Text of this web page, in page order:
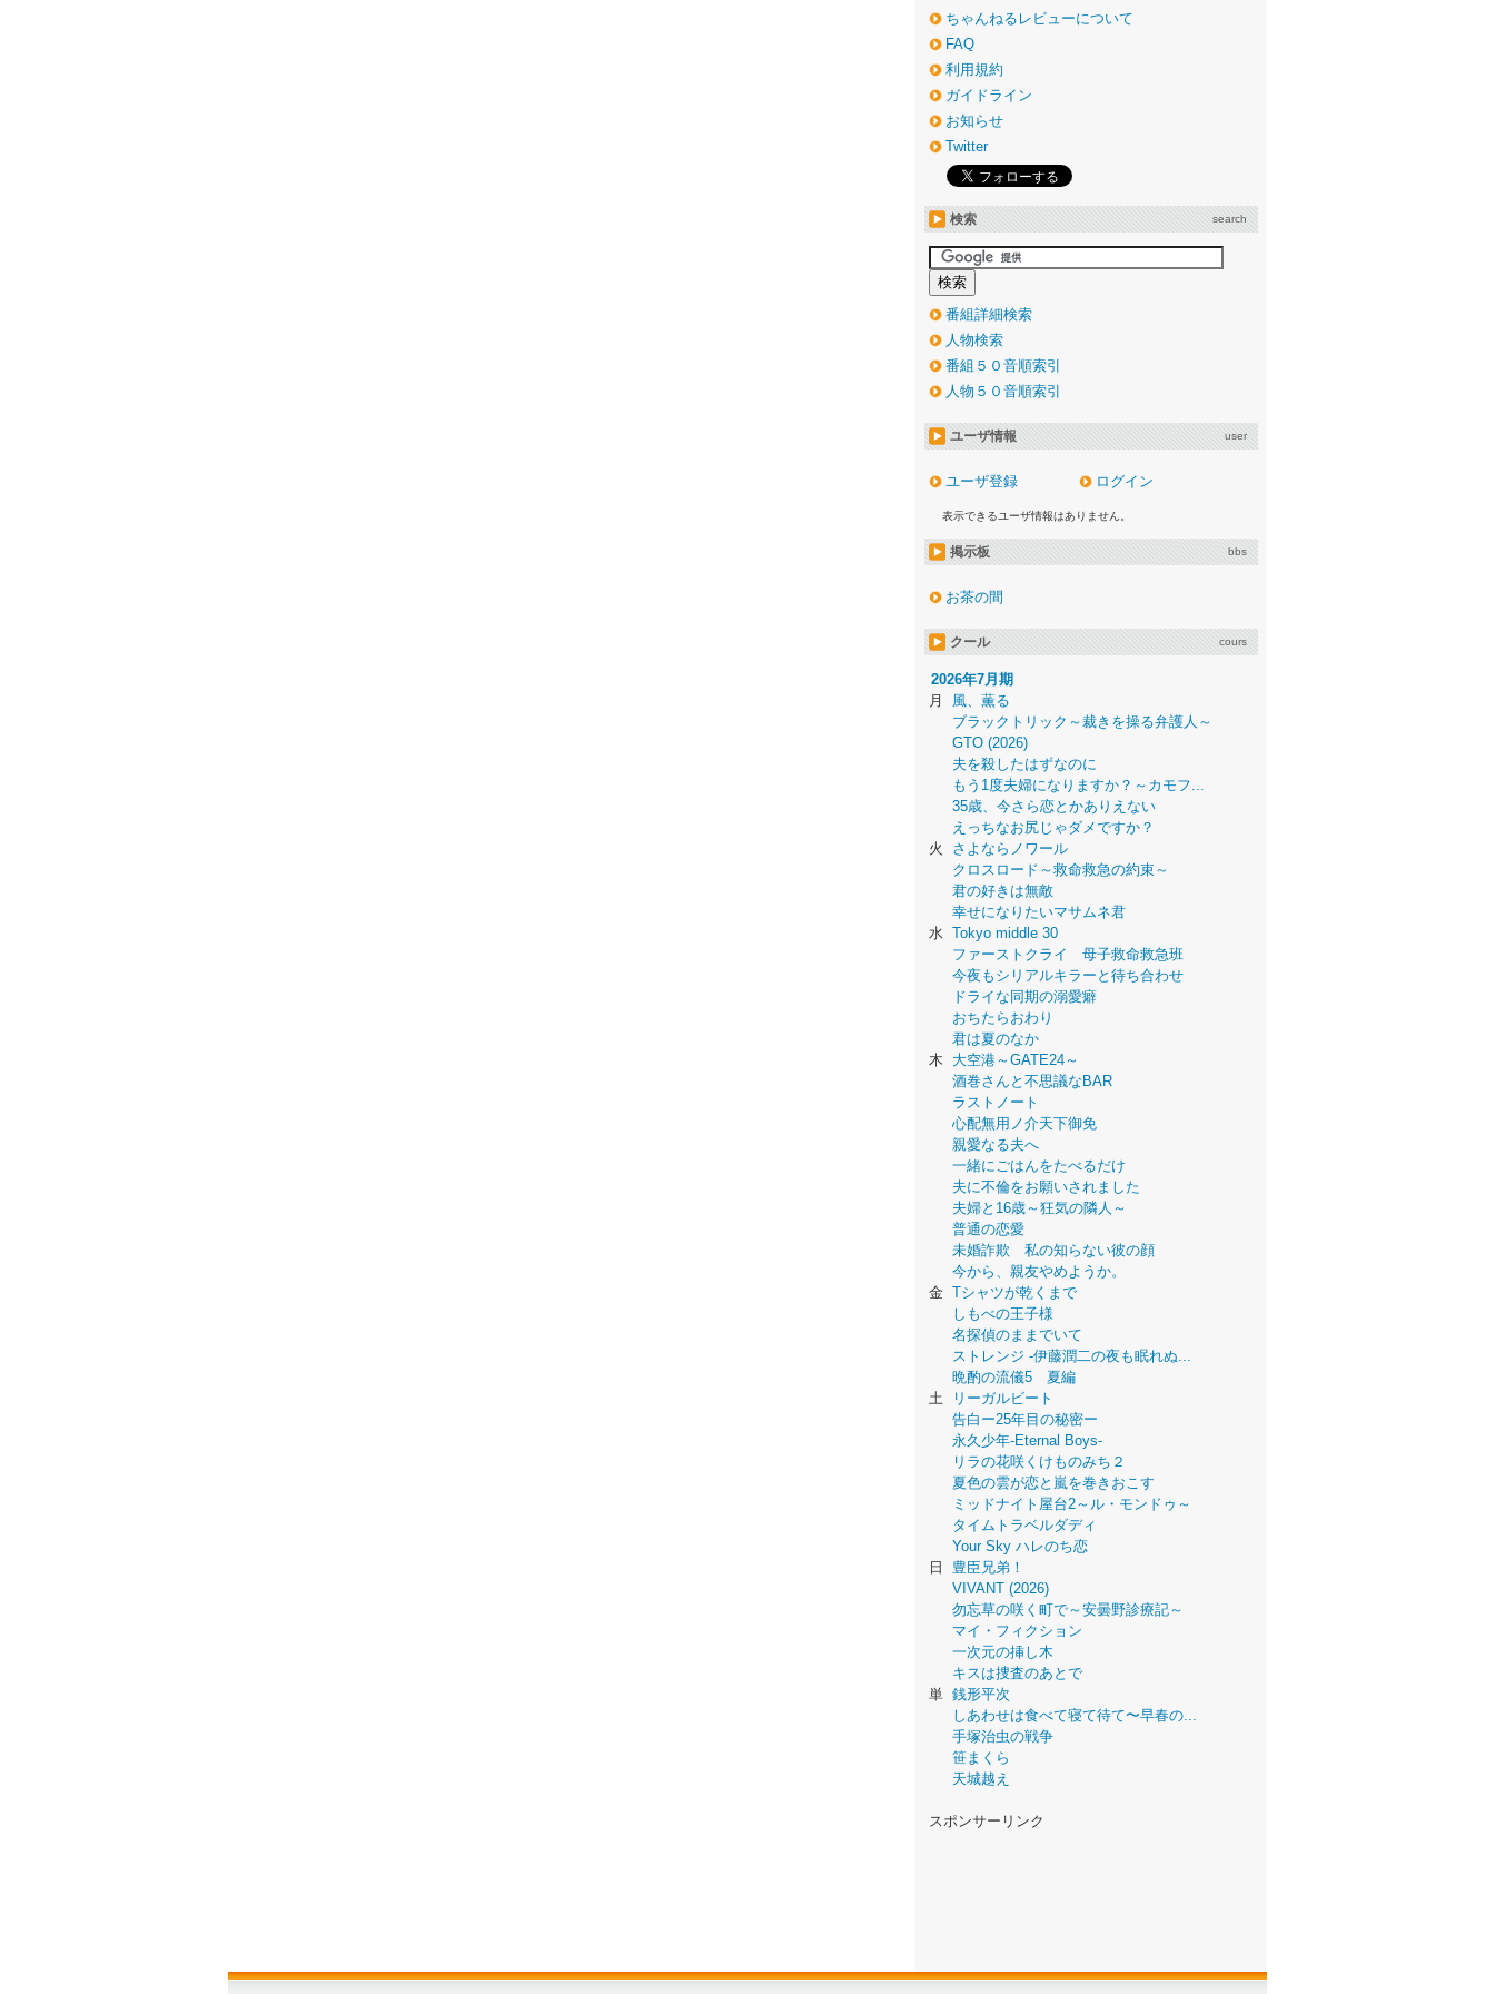
ちゃんねるレビューについて
FAQ
利用規約
ガイドライン
お知らせ
Twitter
検索 search
番組詳細検索
人物検索
番組５０音順索引
人物５０音順索引
ユーザ情報 user
ユーザ登録 ログイン
表示できるユーザ情報はありません。
掲示板 bbs
お茶の間
クール cours
2026年7月期
月
風、薫る
ブラックトリック～裁きを操る弁護人～
GTO (2026)
夫を殺したはずなのに
もう1度夫婦になりますか？～カモフ...
35歳、今さら恋とかありえない
えっちなお尻じゃダメですか？
火
さよならノワール
クロスロード～救命救急の約束～
君の好きは無敵
幸せになりたいマサムネ君
水 Tokyo middle 30
ファーストクライ 母子救命救急班
今夜もシリアルキラーと待ち合わせ
ドライな同期の溺愛癖
おちたらおわり
君は夏のなか
木
大空港～GATE24～
酒巻さんと不思議なBAR
ラストノート
心配無用ノ介天下御免
親愛なる夫へ
一緒にごはんをたべるだけ
夫に不倫をお願いされました
夫婦と16歳～狂気の隣人～
普通の恋愛
未婚詐欺 私の知らない彼の顔
今から、親友やめようか。
金 Tシャツが乾くまで
しもべの王子様
名探偵のままでいて
ストレンジ -伊藤潤二の夜も眠れぬ...
晩酌の流儀5 夏編
土
リーガルビート
告白ー25年目の秘密ー
永久少年-Eternal Boys-
リラの花咲くけものみち２
夏色の雲が恋と嵐を巻きおこす
ミッドナイト屋台2～ル・モンドゥ～
タイムトラベルダディ
Your Sky ハレのち恋
日
豊臣兄弟！
VIVANT (2026)
勿忘草の咲く町で～安曇野診療記～
マイ・フィクション
一次元の挿し木
キスは捜査のあとで
単 銭形平次
しあわせは食べて寝て待て〜早春の...
手塚治虫の戦争
笹まくら
天城越え
スポンサーリンク